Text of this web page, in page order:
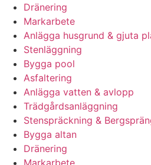
Dränering
Markarbete
Anlägga husgrund & gjuta
Stenläggning
Bygga pool
Asfaltering
Anlägga vatten & avlopp
Trädgårdsanläggning
Stenspräckning &
Bygga altan
Dränering